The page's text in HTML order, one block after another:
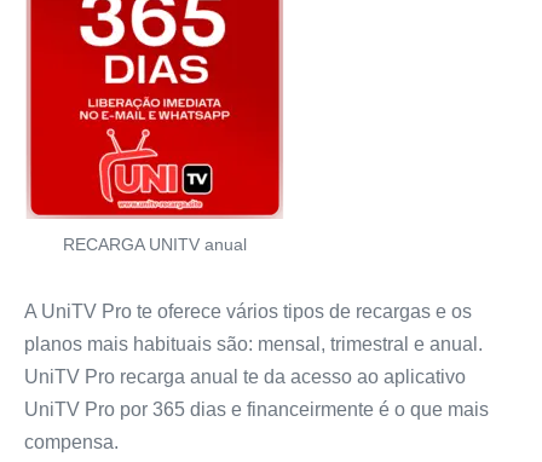
RECARGA UNITV anual
A UniTV Pro te oferece vários tipos de recargas e os
planos mais habituais são: mensal, trimestral e anual.
UniTV Pro recarga anual te da acesso ao aplicativo
UniTV Pro por 365 dias e financeirmente é o que mais
compensa.